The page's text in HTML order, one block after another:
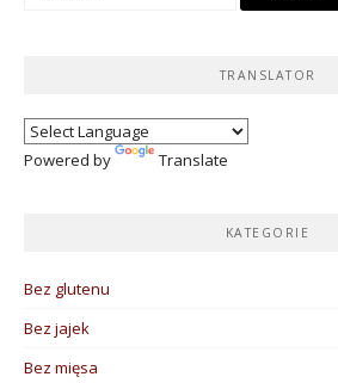
TRANSLATOR
Powered by Translate
KATEGORIE
Bez glutenu
Bez jajek
Bez mięsa